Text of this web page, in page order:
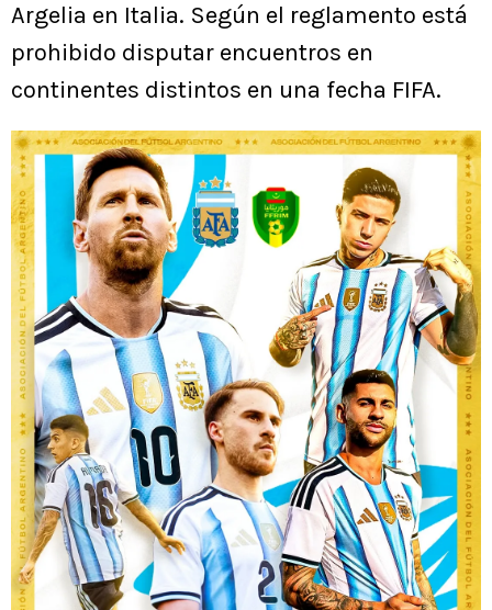
Argelia en Italia. Según el reglamento está
prohibido disputar encuentros en
continentes distintos en una fecha FIFA.